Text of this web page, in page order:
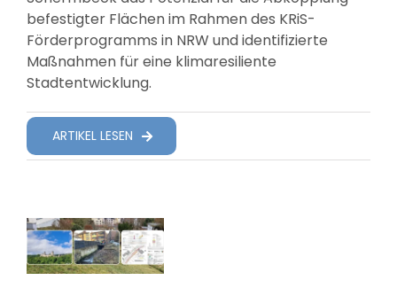
befestigter Flächen im Rahmen des KRiS-
Förderprogramms in NRW und identifizierte
Maßnahmen für eine klimaresiliente
Stadtentwicklung.
ARTIKEL LESEN